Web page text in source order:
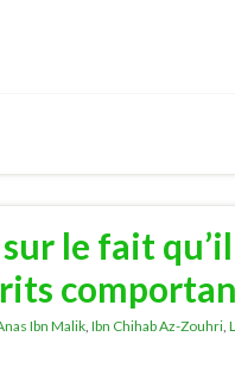
le fait
Ibn Malik, Ibn Chihab Az-Zouhri,